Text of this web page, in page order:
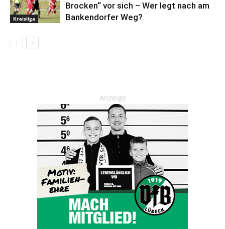
Kreisliga
Brocken“ vor sich – Wer legt nach am
Bankendorfer Weg?
Anzeige